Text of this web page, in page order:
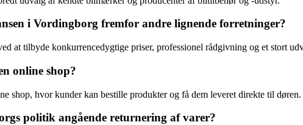
i Vordingborg fremfor andre lignende forretninger?
at tilbyde konkurrencedygtige priser, professionel rådgivning og et stort
online shop?
shop, hvor kunder kan bestille produkter og få dem leveret direkte til døren.
politik angående returnering af varer?